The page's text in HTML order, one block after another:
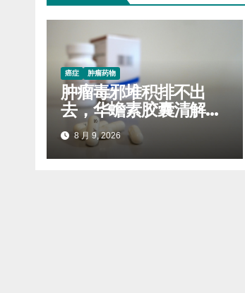
癌症 肿瘤药物
肿瘤毒邪堆积排不出
去，华蟾素胶囊清解体
内瘀积毒素
8 月 9, 2026